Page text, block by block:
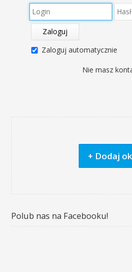
Zaloguj
Zaloguj automatycznie
Nie masz
+ Dodaj
Polub nas na Facebooku!